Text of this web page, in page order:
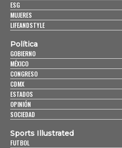
ESG
MUJERES
LIFEANDSTYLE
Política
GOBIERNO
MÉXICO
CONGRESO
CDMX
ESTADOS
OPINIÓN
SOCIEDAD
Sports Illustrated
FUTBOL